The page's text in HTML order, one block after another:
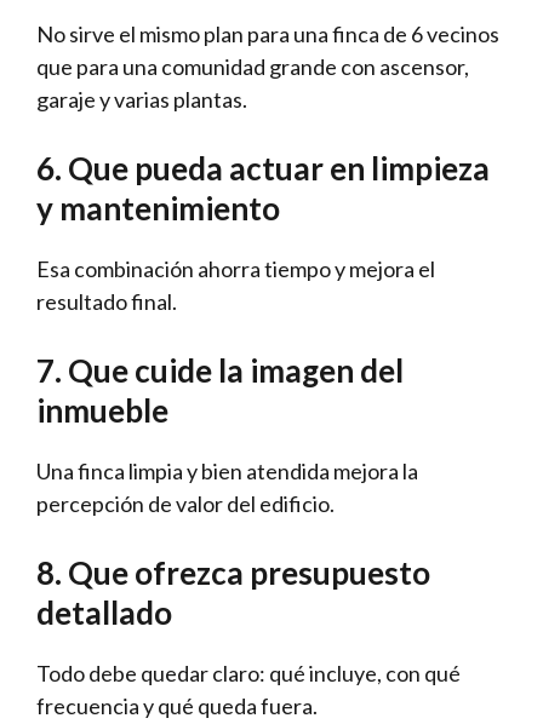
No sirve el mismo plan para una finca de 6 vecinos
que para una comunidad grande con ascensor,
garaje y varias plantas.
6. Que pueda actuar en limpieza
y mantenimiento
Esa combinación ahorra tiempo y mejora el
resultado final.
7. Que cuide la imagen del
inmueble
Una finca limpia y bien atendida mejora la
percepción de valor del edificio.
8. Que ofrezca presupuesto
detallado
Todo debe quedar claro: qué incluye, con qué
frecuencia y qué queda fuera.